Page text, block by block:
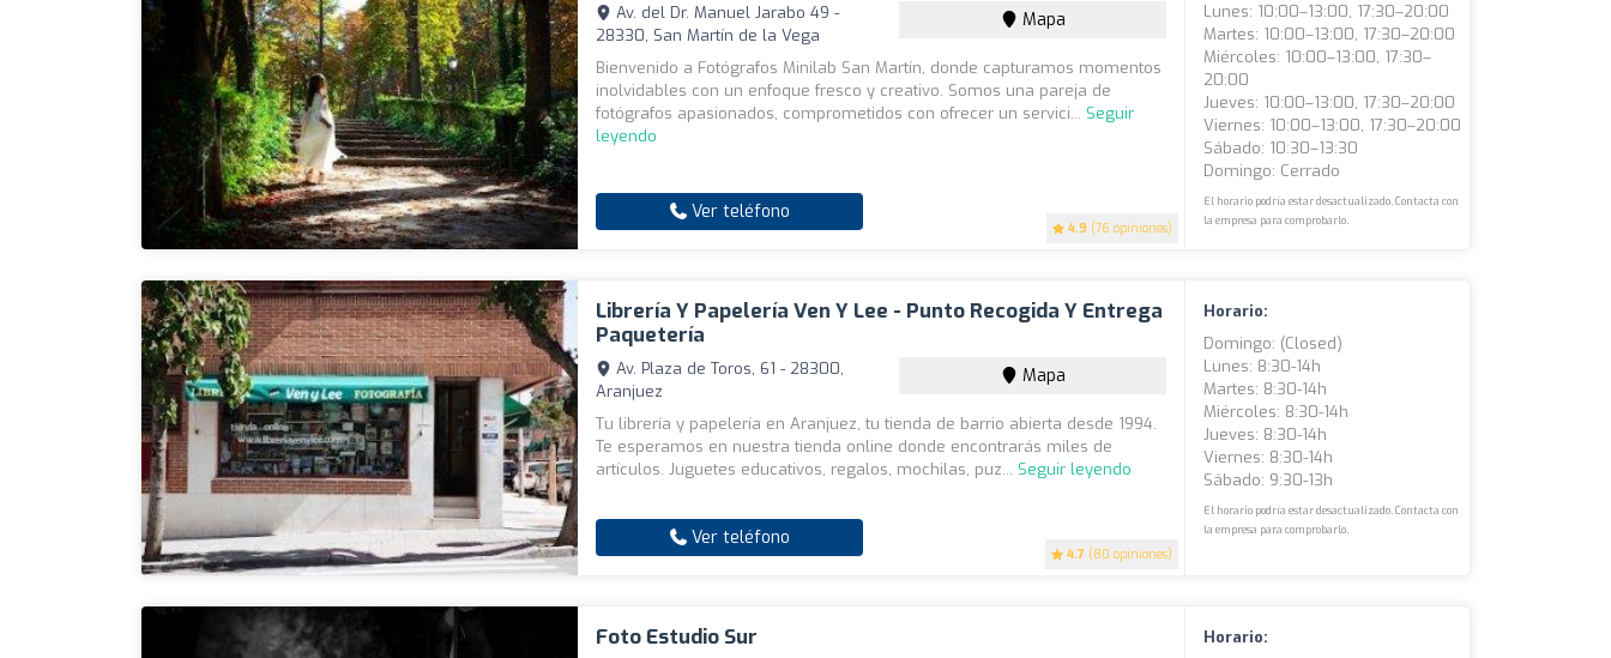
4.9 (76 opiniones)
Av. del Dr. Manuel Jarabo 49 -
28330, San Martín de la Vega
Mapa
Bienvenido a Fotógrafos Minilab San Martín, donde capturamos momentos
inolvidables con un enfoque fresco y creativo. Somos una pareja de
fotógrafos apasionados, comprometidos con ofrecer un servici... Seguir
leyendo
Ver teléfono
Lunes: 10:00–13:00, 17:30–20:00
Martes: 10:00–13:00, 17:30–20:00
Miércoles: 10:00–13:00, 17:30–
20:00
Jueves: 10:00–13:00, 17:30–20:00
Viernes: 10:00–13:00, 17:30–20:00
Sábado: 10:30–13:30
Domingo: Cerrado
El horario podría estar desactualizado. Contacta con
la empresa para comprobarlo.
Librería Y Papelería Ven Y Lee - Punto Recogida Y Entrega
Paquetería
4.7 (80 opiniones)
Av. Plaza de Toros, 61 - 28300,
Aranjuez
Mapa
Tu librería y papelería en Aranjuez, tu tienda de barrio abierta desde 1994.
Te esperamos en nuestra tienda online donde encontrarás miles de
artículos. Juguetes educativos, regalos, mochilas, puz... Seguir leyendo
Ver teléfono
Horario:
Domingo: (closed)
Lunes: 8:30-14h
Martes: 8:30-14h
Miércoles: 8:30-14h
Jueves: 8:30-14h
Viernes: 8:30-14h
Sábado: 9:30-13h
El horario podría estar desactualizado. Contacta con
la empresa para comprobarlo.
Foto Estudio Sur
Horario: